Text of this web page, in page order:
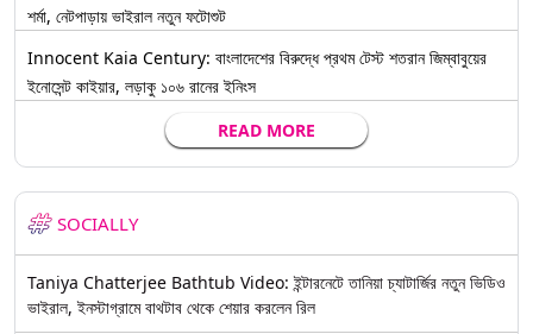
শর্মা, নেটপাড়ায় ভাইরাল নতুন ফটোশুট
Innocent Kaia Century: বাংলাদেশের বিরুদ্ধে প্রথম টেস্ট শতরান জিম্বাবুয়ের
ইনোসেন্ট কাইয়ার, লড়াকু ১০৬ রানের ইনিংস
READ MORE
SOCIALLY
Taniya Chatterjee Bathtub Video: ইন্টারনেটে তানিয়া চ্যাটার্জির নতুন ভিডিও
ভাইরাল, ইনস্টাগ্রামে বাথটাব থেকে শেয়ার করলেন রিল